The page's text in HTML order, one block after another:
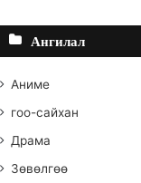
Ангилал
Аниме
гоо-сайхан
Драма
Зөвөлгөө